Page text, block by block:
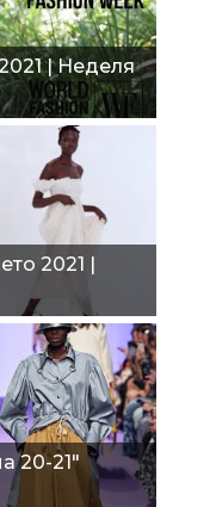
| Неделя
2021 |
20-21"